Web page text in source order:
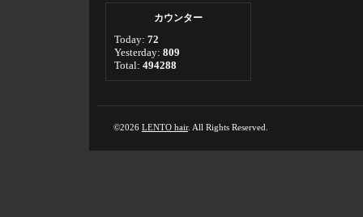
カウンター
Today: 72
Yesterday: 809
Total: 494288
©2026 LENTO hair. All Rights Reserved.